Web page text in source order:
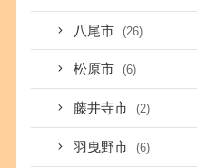
八尾市 (26)
松原市 (6)
藤井寺市 (2)
羽曳野市 (6)